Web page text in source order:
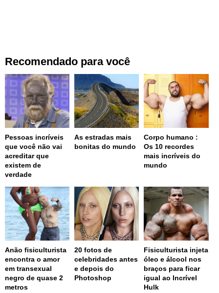
Recomendado para você
Pessoas incríveis
que você não vai
acreditar que
existem de
verdade
As estradas mais
bonitas do mundo
Corpo humano :
Os 10 recordes
mais incríveis do
mundo
Anão fisiculturista
encontra o amor
em transexual
negro de quase 2
metros
20 fotos de
celebridades antes
e depois do
Photoshop
Fisiculturista injeta
óleo e álcool nos
braços para ficar
igual ao Incrível
Hulk